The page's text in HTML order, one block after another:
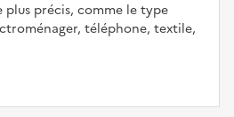
précis, comme le type
téléphone, textile,